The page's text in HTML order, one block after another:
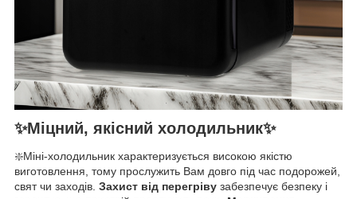
✨Міцний, якісний холодильник✨
❇️Міні-холодильник характеризується високою якістю
виготовлення, тому прослужить Вам довго під час подорожей,
свят чи заходів. Захист від перегріву забезпечує безпеку і